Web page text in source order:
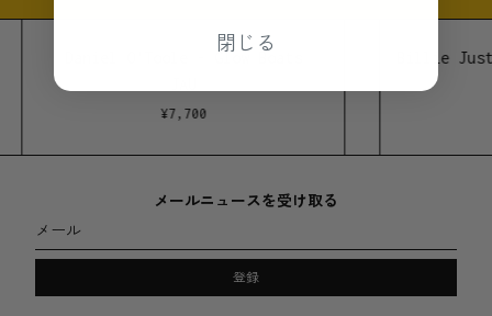
意識の様々な感情をアートに実在性を持って映し出して
環境に対する探求は、彼女が主に描いているテーマであ
り、波の波紋や月の出など、自然な一瞬をアートで表現
Daniel O'Toole - Glow Boats
¥7,700
Billie
メールニュースを受け取る
メール
登録
閉じる